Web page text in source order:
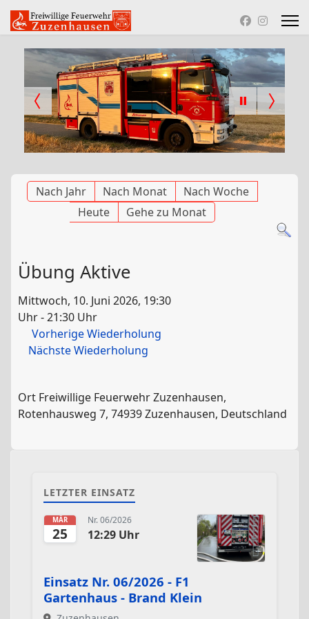
Nach Jahr Nach Monat
Nach Woche
Heute
Gehe zu Monat
Übung Aktive
Mittwoch, 10. Juni 2026, 19:30
Uhr - 21:30 Uhr
Vorherige Wiederholung
Nächste Wiederholung
Ort Freiwillige Feuerwehr Zuzenhausen,
Rotenhausweg 7, 74939 Zuzenhausen, Deutschland
LETZTER EINSATZ
MÄR
25
Nr. 06/2026
12:29 Uhr
Einsatz Nr. 06/2026 - F1
Gartenhaus - Brand Klein